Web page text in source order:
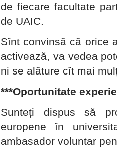
de fiecare facultate
de UAIC.
Sînt convinsă că orice
activează, va vedea
ni se alăture cît mai
***Oportunitate
Sunteți dispus să
europene în
ambasador voluntar